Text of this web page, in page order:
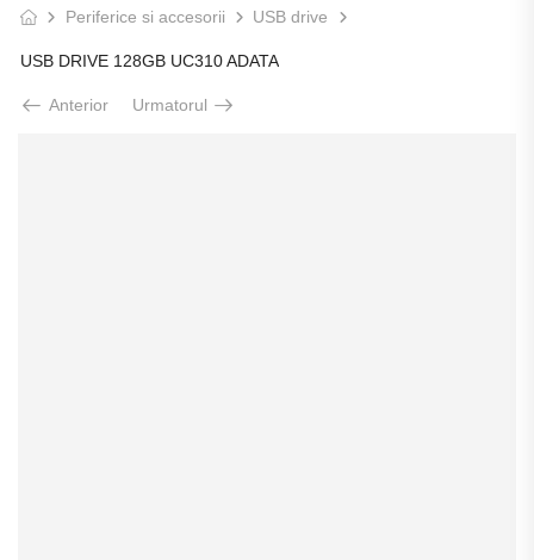
Periferice si accesorii USB drive
USB DRIVE 128GB UC310 ADATA
Anterior Urmatorul